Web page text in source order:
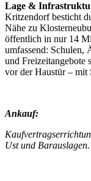
Lage &
Kritzendorf besticht
Nähe zu
öffentlich in nur 14
umfassend: Schulen,
und Freizeitangebote
vor der Haustür – mit
Ankauf:
Ust und Barauslagen.